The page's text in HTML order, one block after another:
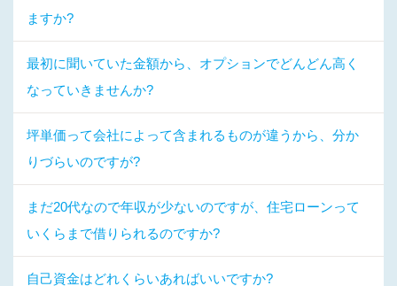
ますか?
最初に聞いていた金額から、オプションでどんどん高く
なっていきませんか?
坪単価って会社によって含まれるものが違うから、分か
りづらいのですが?
まだ20代なので年収が少ないのですが、住宅ローンって
いくらまで借りられるのですか?
自己資金はどれくらいあればいいですか?